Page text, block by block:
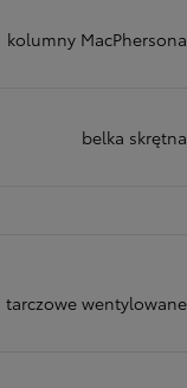
kolumny MacPhersona
belka skrętna
tarczowe wentylowane